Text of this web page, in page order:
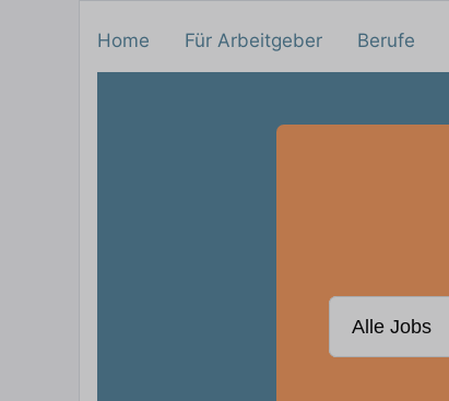
Home Für Arbeitgeber Berufe